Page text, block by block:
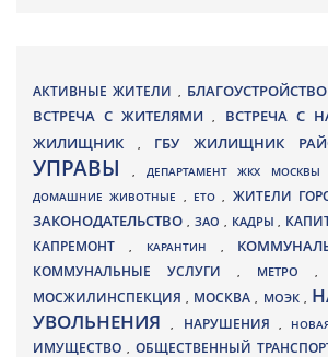
АКТИВНЫЕ ЖИТЕЛИ , БЛАГОУСТРОЙСТВО
ВСТРЕЧА С ЖИТЕЛЯМИ, ВСТРЕЧА С
ЖИЛИЩНИК
, ГБУ ЖИЛИЩНИК
УПРАВЫ, ДЕПАРТАМЕНТ ЖКХ МОСКВЫ
ДОМАШНИЕ ЖИВОТНЫЕ , ЕТО, ЖИТЕЛИ
ЗАКОНОДАТЕЛЬСТВО , ЗАО , КАДРЫ,
КАПРЕМОНТ , КАРАНТИН ,
КОММУНАЛЬНЫЕ УСЛУГИ , МЕТРО ,
МОСЖИЛИНСПЕКЦИЯ, МОСКВА , МОЭК ,
УВОЛЬНЕНИЯ, НАРУШЕНИЯ ,
ИМУЩЕСТВО , ОБЩЕСТВЕННЫЙ